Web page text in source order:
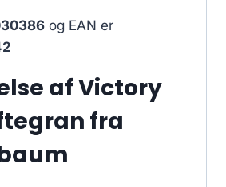
og EAN er
af Victory
fra